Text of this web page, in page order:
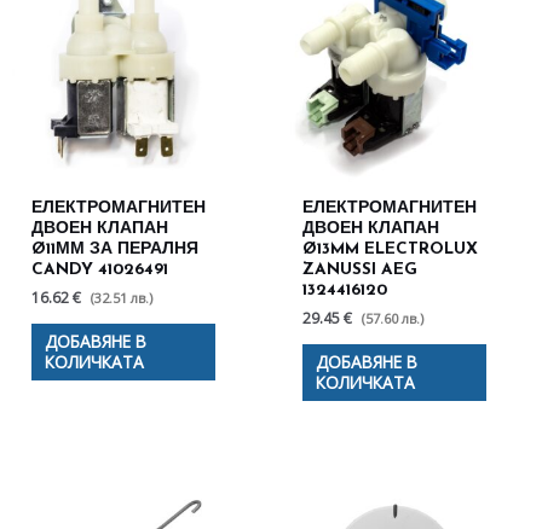
ЕЛЕКТРОМАГНИТЕН
ДВОЕН КЛАПАН
Ø11ММ ЗА ПЕРАЛНЯ
CANDY 41026491
16.62 € (32.51 лв.)
ДОБАВЯНЕ В
КОЛИЧКАТА
ЕЛЕКТРОМАГНИТЕН
ДВОЕН КЛАПАН
Ø13MM ELECTROLUX
ZANUSSI AEG
1324416120
29.45 € (57.60 лв.)
ДОБАВЯНЕ В
КОЛИЧКАТА